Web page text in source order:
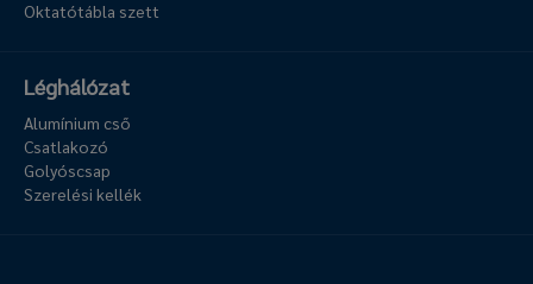
Oktatótábla szett
Léghálózat
Alumínium cső
Csatlakozó
Golyóscsap
Szerelési kellék